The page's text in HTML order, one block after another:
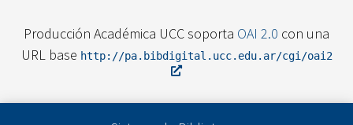
Producción Académica UCC soporta OAI 2.0 con una
URL base http://pa.bibdigital.ucc.edu.ar/cgi/oai2